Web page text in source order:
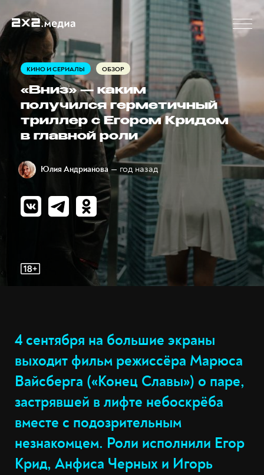
КИНО И СЕРИАЛЫ ОБЗОР
«Вниз» — каким
получился герметичный
триллер с Егором Кридом
в главной роли
Юлия Андрианова — год назад
4 сентября на большие экраны
выходит фильм режиссёра Марюса
Вайсберга («Конец Славы») о паре,
застрявшей в лифте небоскрёба
вместе с подозрительным
незнакомцем. Роли исполнили Егор
Крид, Анфиса Черных и Игорь